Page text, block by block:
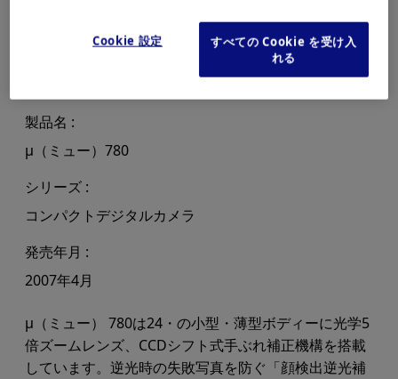
製品名
μ（ミュー）780
シリーズ
コンパクトデジタルカメラ
発売年月
2007年4月
μ（ミュー） 780は24・の小型・薄型ボディーに光学5
倍ズームレンズ、CCDシフト式手ぶれ補正機構を搭載
しています。逆光時の失敗写真を防ぐ「顔検出逆光補
Cookie 設定
すべての Cookie を受け入
れる